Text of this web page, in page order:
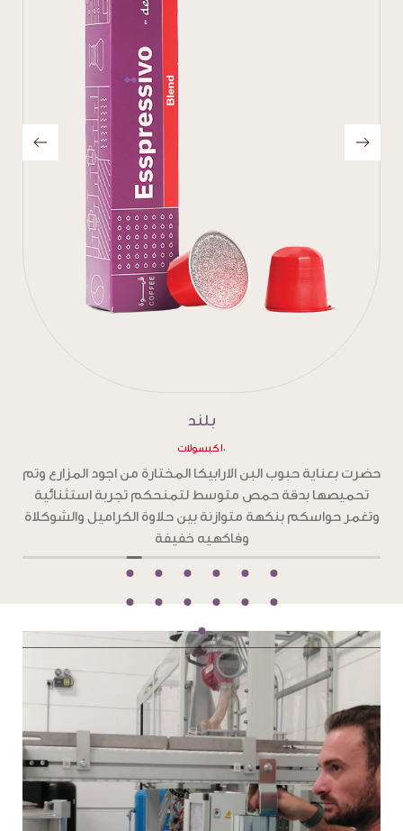
إنتينسو
١٠ كبسولات
حضرت بعناية حبوب البن الارابيكا المختارة من اجود المزارع وتم
تحميصها بدقة تحميص غامق ،لتمنحكم تجربة استثنائية
بطعم جرئ من الشوكولاته الداكنة والكراميل المحمص